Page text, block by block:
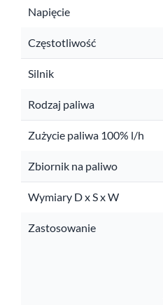
Napięcie
Częstotliwość
Silnik
Rodzaj paliwa
Zużycie paliwa 100% l/h
Zbiornik na paliwo
Wymiary D x S x W
Zastosowanie